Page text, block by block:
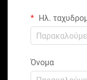
Ηλ.
Όνομα